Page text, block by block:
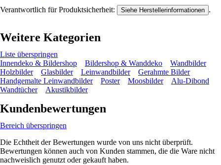
Verantwortlich für Produktsicherheit: Siehe Herstellerinformationen .
Weitere Kategorien
Liste überspringen
Innendeko & Bildershop
Bildershop & Wanddeko
Wandbilder
Holzbilder
Glasbilder Leinwandbilder
Gerahmte Bilder
Handgemalte Leinwandbilder
Poster Moosbilder
Alu-Dibond
Wandtücher
Akustikbilder
Kundenbewertungen
Bereich überspringen
Die Echtheit der Bewertungen wurde von uns nicht überprüft.
Bewertungen können auch von Kunden stammen, die die Ware nicht
nachweislich genutzt oder gekauft haben.